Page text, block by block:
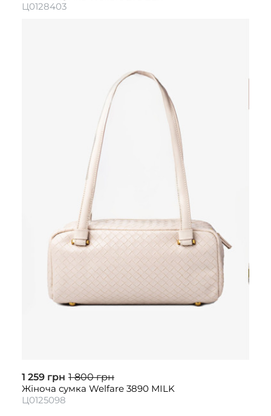
Ц0128403
1 259 грн 1 800 грн
Жіноча сумка Welfare 3890 MILK
Ц0125098